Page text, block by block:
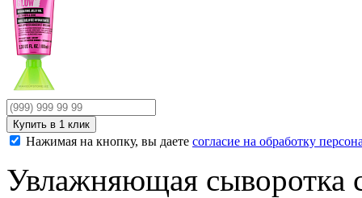
Нажимая на кнопку, вы даете согласие на обработку
Увлажняющая сыворотка